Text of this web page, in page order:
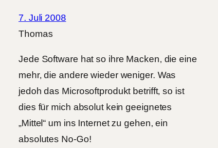
7. Juli 2008
Thomas
Jede Software hat so ihre Macken, die eine
mehr, die andere wieder weniger. Was
jedoh das Microsoftprodukt betrifft, so ist
dies für mich absolut kein geeignetes
„Mittel“ um ins Internet zu gehen, ein
absolutes No-Go!